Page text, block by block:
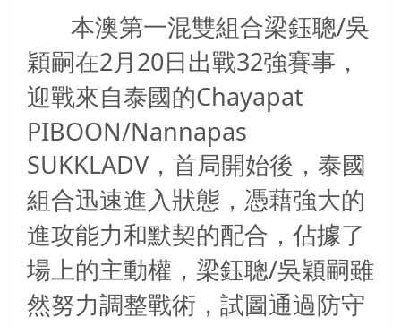
本澳第一混雙組合梁鈺聰/吳
穎嗣在2月 20 日出戰32強賽事，
迎戰來自泰國的Chayapat
PIBOON/Nannapas
SUKKLADV ，首局開始後，泰國
組合迅速進入狀態，憑藉強大的
進攻能力和默契的配合，佔據了
場上的主動權，梁鈺聰/吳穎嗣雖
然努力調整戰術，試圖通過防守